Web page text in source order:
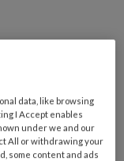
data, like browsing
I Accept enables
under we and our
All or withdrawing your
some content and ads